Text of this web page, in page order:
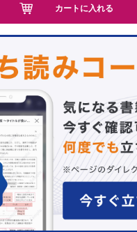
カートに入れる